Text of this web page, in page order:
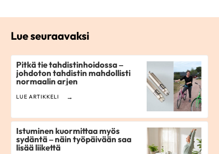
Lue seuraavaksi
Pitkä tie tahdistinhoidossa –
johdoton tahdistin mahdollisti
normaalin arjen
LUE ARTIKKELI
Istuminen kuormittaa myös
sydäntä – näin työpäivään saa
lisää liikettä